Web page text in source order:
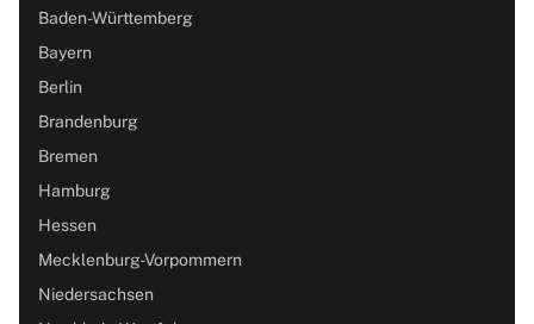
Baden-Württemberg
Bayern
Berlin
Brandenburg
Bremen
Hamburg
Hessen
Mecklenburg-Vorpommern
Niedersachsen